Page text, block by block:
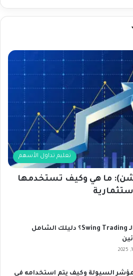
تعليم تداول الأسهم
ما هي وكيف تستخدمها
ما هو الـ Swing Trading؟ دليلك الشامل
السيولة وكيف يتم استخدامه في